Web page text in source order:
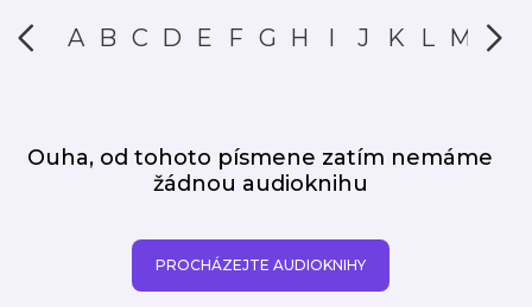
A B C D E F G H I J K L M N
Ouha, od tohoto písmene zatím nemáme
žádnou audioknihu
PROCHÁZEJTE AUDIOKNIHY